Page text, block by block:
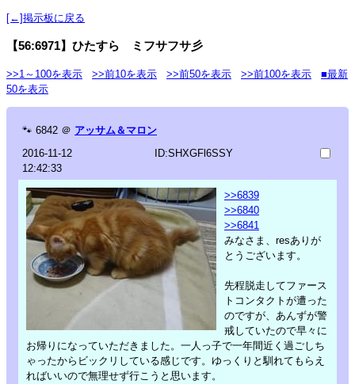
[←]掲示板に戻る
【56:6971】ひたすら ミフサフサ彡
>>1～100を表示 >>前10を表示 >>前50を表示 >>前100を表示
■最新
50を表示
🐾 6842 ＠ アッサム＆マロン
2016-11-12
12:42:33
ID:SHXGFl6SSY
>>6839
>>6840
>>6841
みなさま、resありが
とうございます。
先程脱走してファース
トコンタクトが遭った
のですが、あんずが警
戒していたので早々に
お帰りになっていただきました。一人っ子で一年間近く過ごしち
ゃったからビックリしている感じです。ゆっくりと馴れてもらえ
ればいいので無理せず行こうと思います。